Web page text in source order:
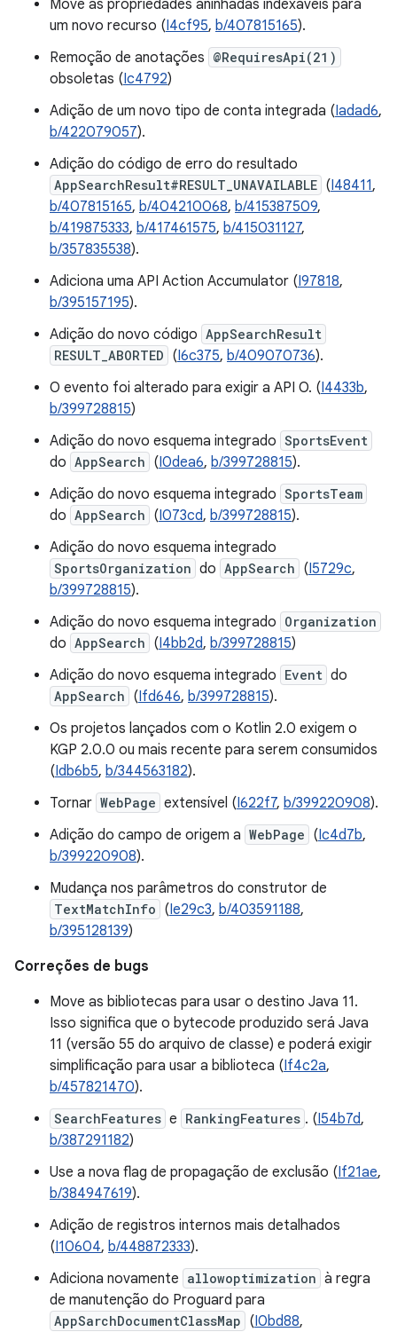
Move as propriedades aninhadas indexáveis para
um novo recurso (I4cf95, b/407815165).
Remoção de anotações @RequiresApi(21)
obsoletas (Ic4792)
Adição de um novo tipo de conta integrada (Iadad6,
b/422079057).
Adição do código de erro do resultado
AppSearchResult#RESULT_UNAVAILABLE (I48411,
b/407815165, b/404210068, b/415387509,
b/419875333, b/417461575, b/415031127,
b/357835538).
Adiciona uma API Action Accumulator (I97818,
b/395157195).
Adição do novo código AppSearchResult
RESULT_ABORTED (I6c375, b/409070736).
O evento foi alterado para exigir a API O. (I4433b,
b/399728815)
Adição do novo esquema integrado SportsEvent
do AppSearch (I0dea6, b/399728815).
Adição do novo esquema integrado SportsTeam
do AppSearch (I073cd, b/399728815).
Adição do novo esquema integrado
SportsOrganization do AppSearch (I5729c,
b/399728815).
Adição do novo esquema integrado Organization
do AppSearch (I4bb2d, b/399728815)
Adição do novo esquema integrado Event do
AppSearch (Ifd646, b/399728815).
Os projetos lançados com o Kotlin 2.0 exigem o
KGP 2.0.0 ou mais recente para serem consumidos
(Idb6b5, b/344563182).
Tornar WebPage extensível (I622f7, b/399220908).
Adição do campo de origem a WebPage (Ic4d7b,
b/399220908).
Mudança nos parâmetros do construtor de
TextMatchInfo (Ie29c3, b/403591188,
b/395128139)
Correções de bugs
Move as bibliotecas para usar o destino Java 11.
Isso significa que o bytecode produzido será Java
11 (versão 55 do arquivo de classe) e poderá exigir
simplificação para usar a biblioteca (If4c2a,
b/457821470).
SearchFeatures e RankingFeatures . (I54b7d,
b/387291182)
Use a nova flag de propagação de exclusão (If21ae,
b/384947619).
Adição de registros internos mais detalhados
(I10604, b/448872333).
Adiciona novamente allowoptimization à regra
de manutenção do Proguard para
AppSarchDocumentClassMap (I0bd88,